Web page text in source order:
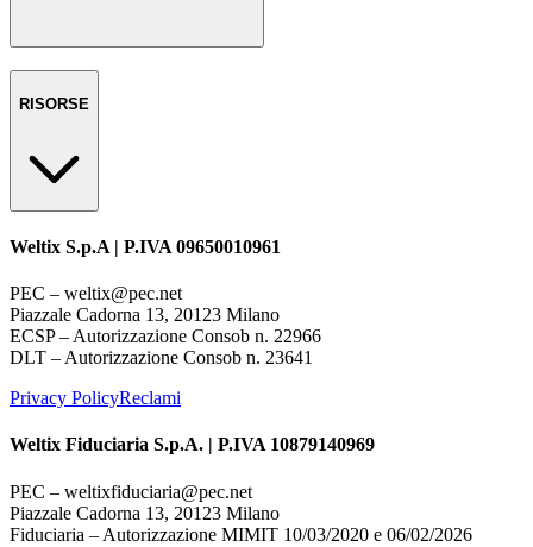
RISORSE
Weltix S.p.A | P.IVA 09650010961
PEC – weltix@pec.net
Piazzale Cadorna 13, 20123 Milano
ECSP – Autorizzazione Consob n. 22966
DLT – Autorizzazione Consob n. 23641
Privacy PolicyReclami
Weltix Fiduciaria S.p.A. | P.IVA 10879140969
PEC – weltixfiduciaria@pec.net
Piazzale Cadorna 13, 20123 Milano
Fiduciaria – Autorizzazione MIMIT 10/03/2020 e 06/02/2026